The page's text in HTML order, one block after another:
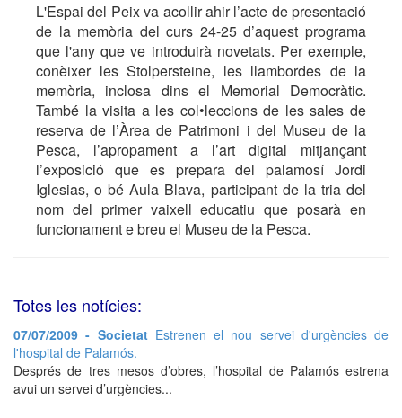
L'Espai del Peix va acollir ahir l’acte de presentació
de la memòria del curs 24-25 d’aquest programa
que l'any que ve introduirà novetats. Per exemple,
conèixer les Stolpersteine, les llambordes de la
memòria, inclosa dins el Memorial Democràtic.
També la visita a les col•leccions de les sales de
reserva de l’Àrea de Patrimoni i del Museu de la
Pesca, l’apropament a l’art digital mitjançant
l’exposició que es prepara del palamosí Jordi
Iglesias, o bé Aula Blava, participant de la tria del
nom del primer vaixell educatiu que posarà en
funcionament e breu el Museu de la Pesca.
Totes les notícies:
07/07/2009 - Societat Estrenen el nou servei d'urgències de
l'hospital de Palamós.
Després de tres mesos d’obres, l’hospital de Palamós estrena
avui un servei d’urgències...